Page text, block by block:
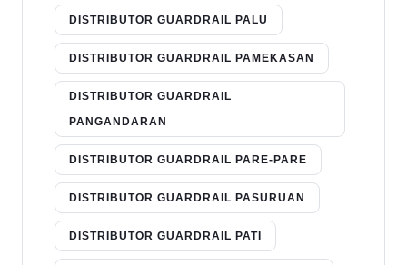
DISTRIBUTOR GUARDRAIL PALU
DISTRIBUTOR GUARDRAIL PAMEKASAN
DISTRIBUTOR GUARDRAIL
PANGANDARAN
DISTRIBUTOR GUARDRAIL PARE-PARE
DISTRIBUTOR GUARDRAIL PASURUAN
DISTRIBUTOR GUARDRAIL PATI